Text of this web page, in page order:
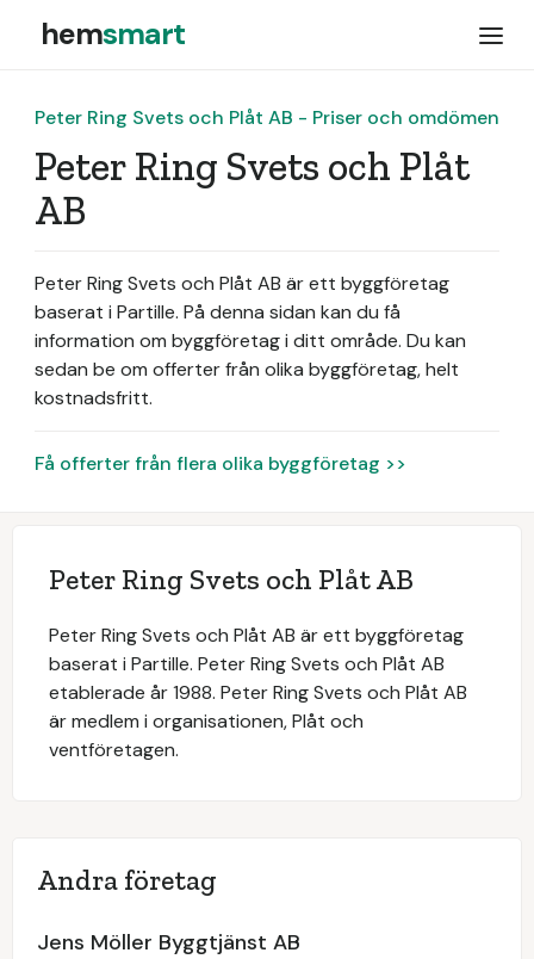
hemsmart
Peter Ring Svets och Plåt AB - Priser och omdömen
Peter Ring Svets och Plåt
AB
Peter Ring Svets och Plåt AB är ett byggföretag
baserat i Partille. På denna sidan kan du få
information om byggföretag i ditt område. Du kan
sedan be om offerter från olika byggföretag, helt
kostnadsfritt.
Få offerter från flera olika byggföretag >>
Peter Ring Svets och Plåt AB
Peter Ring Svets och Plåt AB är ett byggföretag
baserat i Partille. Peter Ring Svets och Plåt AB
etablerade år 1988. Peter Ring Svets och Plåt AB
är medlem i organisationen, Plåt och
ventföretagen.
Andra företag
Jens Möller Byggtjänst AB